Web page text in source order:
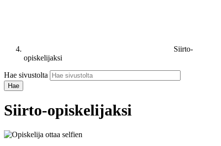
Siirto-
opiskelijaksi
Hae sivustolta
Siirto-opiskelijaksi